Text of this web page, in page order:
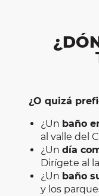
¿O quizá
¿Un baño
al valle del
¿Un día
Dirígete al
¿Un baño
y los